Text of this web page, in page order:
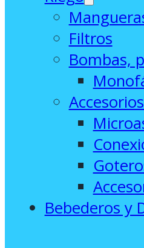
Filtros
Bombas,
Bebederos y